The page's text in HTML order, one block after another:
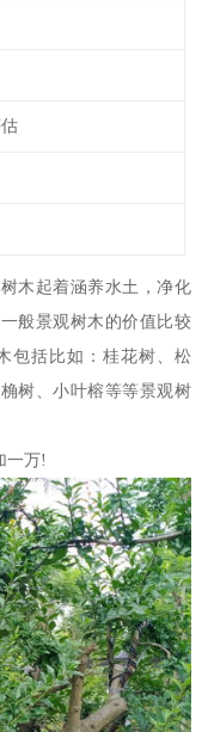
木起着涵养水土，净化
般景观树木的价值比较
包括比如：桂花树、松
树、小叶榕等等景观树
一万!